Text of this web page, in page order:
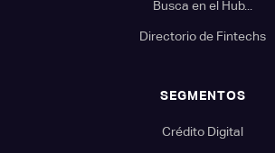
Busca en el Hub...
Directorio de Fintechs
SEGMENTOS
Crédito Digital